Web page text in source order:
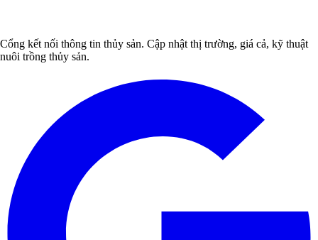
Cổng kết nối thông tin thủy sản. Cập nhật thị trường, giá cả, kỹ thuật
nuôi trồng thủy sản.